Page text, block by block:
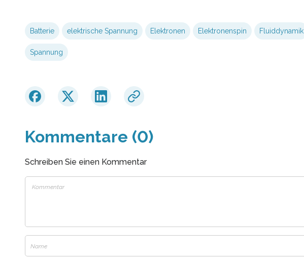
Batterie elektrische Spannung Elektronen Elektronenspin Fluiddynamik
Spannung
Kommentare (0)
Schreiben Sie einen Kommentar